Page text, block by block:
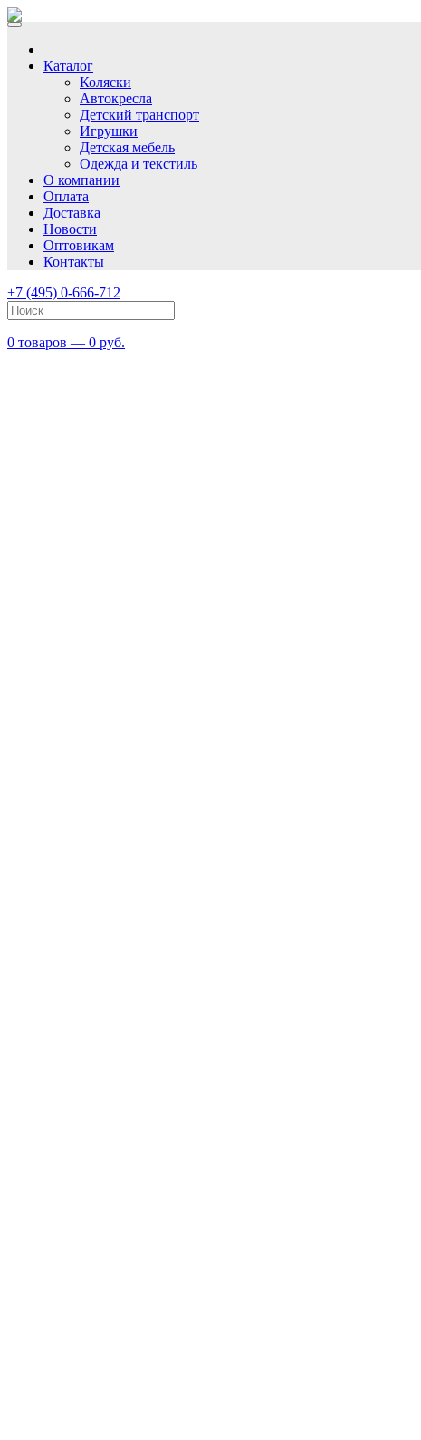
Каталог
Коляски
Автокресла
Детский транспорт
Игрушки
Детская мебель
Одежда и текстиль
О компании
Оплата
Доставка
Новости
Оптовикам
Контакты
+7 (495) 0-666-712
0 товаров — 0 руб.